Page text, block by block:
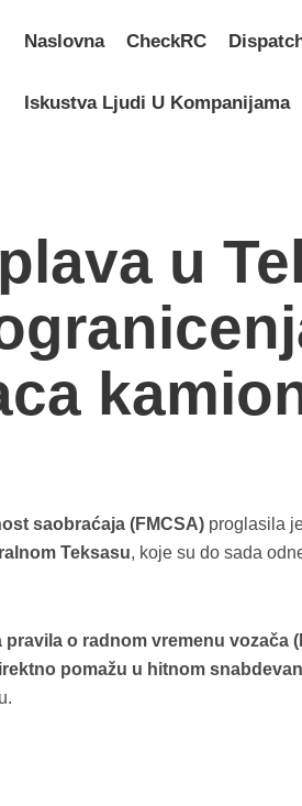
Naslovna CheckRC
Iskustva Ljudi U Kompanijama
u
saobraćaja (FMCSA) proglasila
Teksasu, koje su do sada
o radnom vremenu vozača
pomažu u hitnom